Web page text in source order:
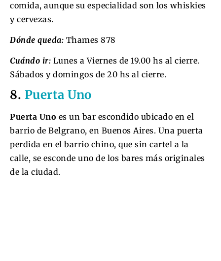
comida, aunque su especialidad son los whiskies
y cervezas.
Dónde queda: Thames 878
Cuándo ir: Lunes a Viernes de 19.00 hs al cierre.
Sábados y domingos de 20 hs al cierre.
8. Puerta Uno
Puerta Uno es un bar escondido ubicado en el
barrio de Belgrano, en Buenos Aires. Una puerta
perdida en el barrio chino, que sin cartel a la
calle, se esconde uno de los bares más originales
de la ciudad.